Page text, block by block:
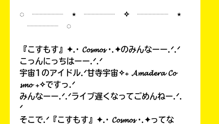
◌ ┈┈┈┈ ⋆ ┈┈┈┈ ✧ ┈┈┈┈ ⋆
┈┈┈┈ ◌
『こすもす』✦.· 𝓒𝓸𝓼𝓶𝓸𝓼 ·.✦のみんなーー.ᐟ.ᐟ
こっんにっちはーー.ᐟ.ᐟ
宇宙1のアイドル.ᐟ甘寺宇宙✧₊ 𝓐𝓶𝓪𝓭𝓮𝓻𝓪 𝓒𝓸
𝓼𝓶𝓸 ₊✧ですっ.ᐟ
みんなーー.ᐟ.ᐟライブ遅くなってごめんねー.ᐟ.
ᐟ
そこで.ᐟ『こすもす』✦.· 𝓒𝓸𝓼𝓶𝓸𝓼 ·.✦ってな